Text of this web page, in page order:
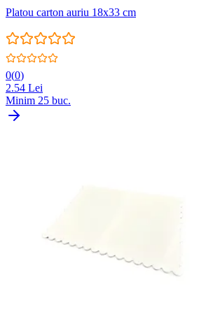
Platou carton auriu 18x33 cm
0(0)
2.54 Lei
Minim 25 buc.